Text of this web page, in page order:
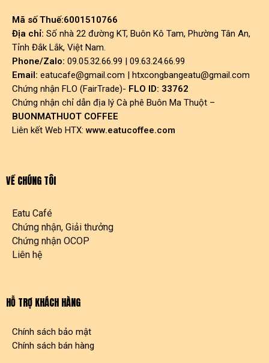
Mã số Thuế:6001510766
Địa chỉ: Số nhà 22 đường KT, Buôn Kô Tam, Phường Tân An,
Tỉnh Đắk Lắk, Việt Nam.
Phone/Zalo: 09.05.32.66.99 | 09.63.24.66.99
Email: eatucafe@gmail.com | htxcongbangeatu@gmail.com
Chứng nhận FLO (FairTrade)- FLO ID: 33762
Chứng nhận chỉ dẫn địa lý Cà phê Buôn Ma Thuột –
BUONMATHUOT COFFEE
Liên kết Web HTX:www.eatucoffee.com
VỀ CHÚNG TÔI
Eatu Café
Chứng nhận, Giải thưởng
Chứng nhận OCOP
Liên hệ
HỖ TRỢ KHÁCH HÀNG
Chính sách bảo mật
Chính sách bán hàng